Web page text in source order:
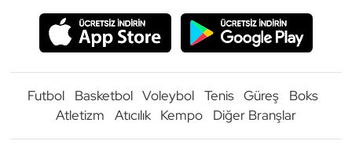
Futbol Basketbol Voleybol Tenis Güreş
Boks
Atletizm
Atıcılık Kempo Diğer Branşlar